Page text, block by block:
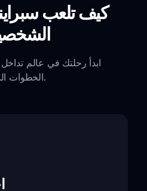
كيف تلعب
ابدأ رحلتك في عالم
الخطوات السهلة.